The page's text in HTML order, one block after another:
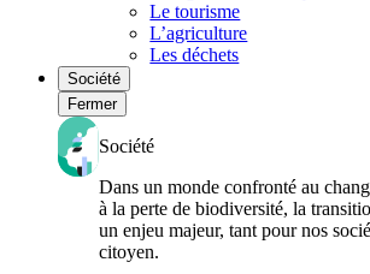
Le tourisme
L’agriculture
Les déchets
Société
Fermer
Société
Dans un monde confronté au
à la perte de biodiversité, la
un enjeu majeur, tant pour nos
citoyen.